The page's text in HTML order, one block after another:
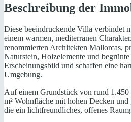
Beschreibung der
Diese beeindruckende Villa verbindet
einem warmen, mediterranen
renommierten Architekten Mallorcas,
Naturstein, Holzelemente und begrünte
Erscheinungsbild und schaffen eine
Umgebung.
Auf einem Grundstück von rund 1.450
m² Wohnfläche mit hohen Decken
die ein lichtfreundliches, offenes